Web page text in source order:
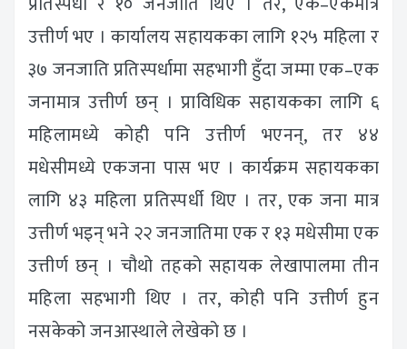
उत्तीर्ण भए । कार्यालय सहायकका लागि १२५ महिला र
३७ जनजाति प्रतिस्पर्धामा सहभागी हुँदा जम्मा एक–एक
जनामात्र उत्तीर्ण छन् । प्राविधिक सहायकका लागि ६
महिलामध्ये कोही पनि उत्तीर्ण भएनन्, तर ४४
मधेसीमध्ये एकजना पास भए । कार्यक्रम सहायकका
लागि ४३ महिला प्रतिस्पर्धी थिए । तर, एक जना मात्र
उत्तीर्ण भइन् भने २२ जनजातिमा एक र १३ मधेसीमा एक
उत्तीर्ण छन् । चौथो तहको सहायक लेखापालमा तीन
महिला सहभागी थिए । तर, कोही पनि उत्तीर्ण हुन
नसकेको जनआस्थाले लेखेको छ ।